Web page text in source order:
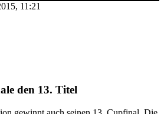
11:21
den 13. Titel